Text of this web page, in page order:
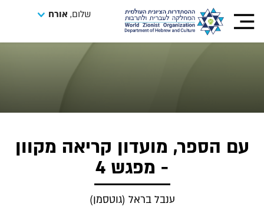
שלום, אורח
עם הספר, מועדון קריאה מקוון
- מפגש 4
ענבל בראל (גוטסמן)